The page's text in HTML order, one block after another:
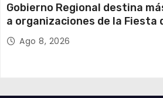
Gobierno Regional destina
a organizaciones de la Fiesta
Tarapacá
Ago 8, 2026